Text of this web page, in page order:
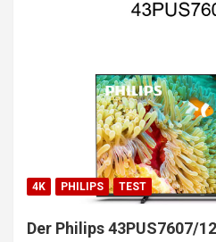
4K PHILIPS TEST
Der Philips 43PUS7607/